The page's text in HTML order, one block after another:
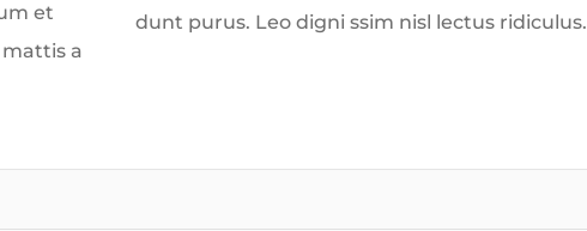
et
a
dunt purus. Leo digni ssim nisl lectus ridiculus.